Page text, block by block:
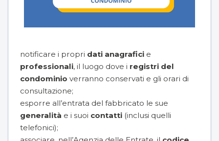
notificare i propri dati anagrafici e
professionali, il luogo dove i registri del
condominio verranno conservati e gli orari di
consultazione;
esporre all’entrata del fabbricato le sue
generalità e i suoi contatti (inclusi quelli
telefonici);